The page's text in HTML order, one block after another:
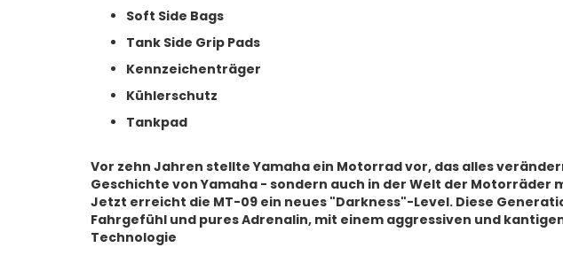
Soft Side Bags
Tank Side Grip Pads
Kennzeichenträger
Kühlerschutz
Tankpad
Vor zehn Jahren stellte Yamaha ein Motorrad vor, das alles
Geschichte von Yamaha - sondern auch in der Welt der Motorräder
Jetzt erreicht die MT-09 ein neues "Darkness"-Level. Diese
Fahrgefühl und pures Adrenalin, mit einem aggressiven und
Technologie